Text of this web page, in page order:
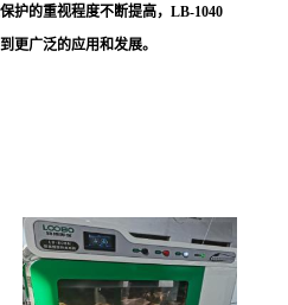
护的重视程度不断提高，LB-1040
更广泛的应用和发展。